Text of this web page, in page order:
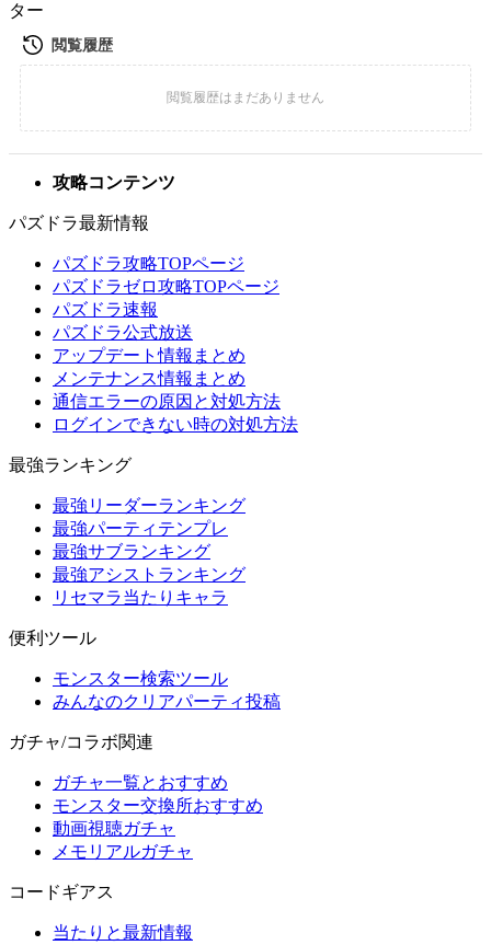
ター
攻略コンテンツ
パズドラ最新情報
パズドラ攻略TOPページ
パズドラゼロ攻略TOPページ
パズドラ速報
パズドラ公式放送
アップデート情報まとめ
メンテナンス情報まとめ
通信エラーの原因と対処方法
ログインできない時の対処方法
最強ランキング
最強リーダーランキング
最強パーティテンプレ
最強サブランキング
最強アシストランキング
リセマラ当たりキャラ
便利ツール
モンスター検索ツール
みんなのクリアパーティ投稿
ガチャ/コラボ関連
ガチャ一覧とおすすめ
モンスター交換所おすすめ
動画視聴ガチャ
メモリアルガチャ
コードギアス
当たりと最新情報